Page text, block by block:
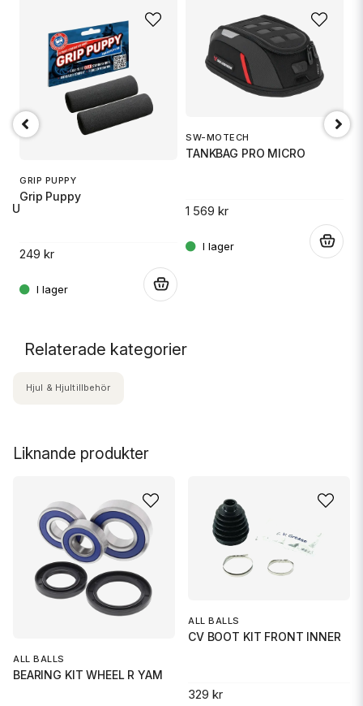
RU
GRIP PUPPY
Grip Puppy
249 kr
SW-MOTECH
TANKBAG PRO MICRO
1 569 kr
Liknande produkter
ALL BALLS
BEARING KIT WHEEL R YAM
ALL BALLS
CV BOOT KIT FRONT INNER
329 kr
Relaterade kategorier
Hjul & Hjultillbehör